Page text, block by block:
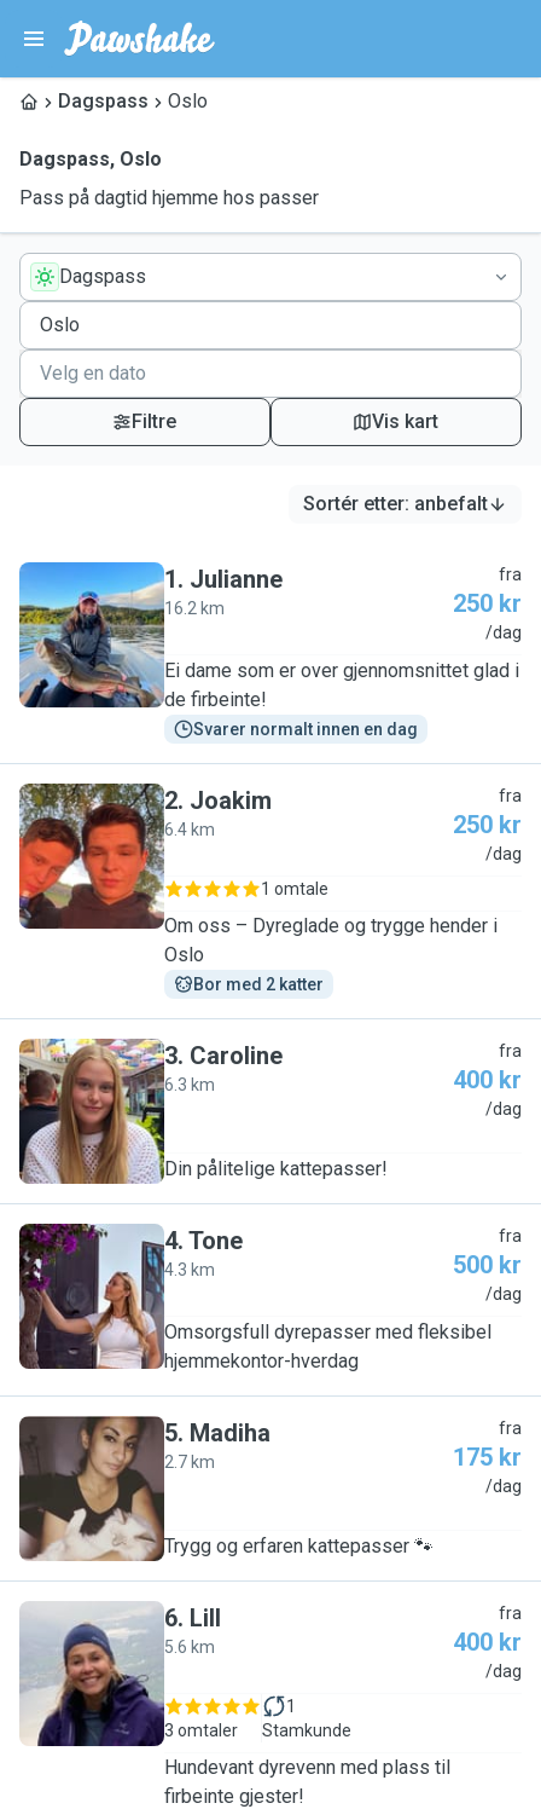
Dagspass Oslo
Dagspass, Oslo
Pass på dagtid hjemme hos passer
Dagspass
Filtre Vis kart
Sortér etter: anbefalt
J
1. Julianne
16.2 km
fra
250 kr
/dag
Ei dame som er over gjennomsnittet glad i
de firbeinte!
Svarer normalt innen en dag
J
2. Joakim
6.4 km
fra
250 kr
/dag
1 omtale
Om oss – Dyreglade og trygge hender i
Oslo
Bor med 2 katter
C
3. Caroline
6.3 km
fra
400 kr
/dag
Din pålitelige kattepasser!
T
4. Tone
4.3 km
fra
500 kr
/dag
Omsorgsfull dyrepasser med fleksibel
hjemmekontor-hverdag
M
5. Madiha
2.7 km
fra
175 kr
/dag
Trygg og erfaren kattepasser 🐾
L
6. Lill
5.6 km
fra
400 kr
/dag
3 omtaler
1
Stamkunde
Hundevant dyrevenn med plass til
firbeinte gjester!